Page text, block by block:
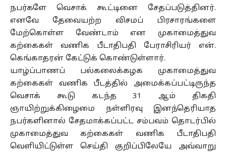
நபர்களே வெசாக் கூட்டினை சேதப்படுத்தினர்.
எனவே தேவையற்ற விசமப் பிரசாரங்களை
மேற்கொள்ள வேண்டாம் என முகாமைத்துவ
கற்கைகள் வணிக பீடாதிபதி பேராசிரியர் என்.
கெங்காதரன் கேட்டுக் கொண்டுள்ளார்.
யாழ்ப்பாணப் பல்கலைக்கழக முகாமைத்துவ
கற்கைகள் வணிக பீடத்தில் அமைக்கப்பட்டிருந்த
வெசாக் கூடு கடந்த 31 ஆம் திகதி
ஞாயிற்றுக்கிழைமை நள்ளிரவு இனந்தெரியாத
நபர்களினால் சேதமாக்கப்பட்ட சம்பவம் தொடர்பில்
முகாமைத்துவ கற்கைகள் வணிக பீடாதிபதி
வெளியிட்டுள்ள செய்தி குறிப்பிலேயே அவ்வாறு